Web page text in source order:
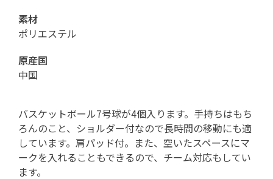
素材
ポリエステル
原産国
中国
バスケットボール7号球が4個入ります。手持ちはもち
ろんのこと、ショルダー付なので長時間の移動にも適
しています。肩パッド付。また、空いたスペースにマ
ークを入れることもできるので、チーム対応もしてい
ます。